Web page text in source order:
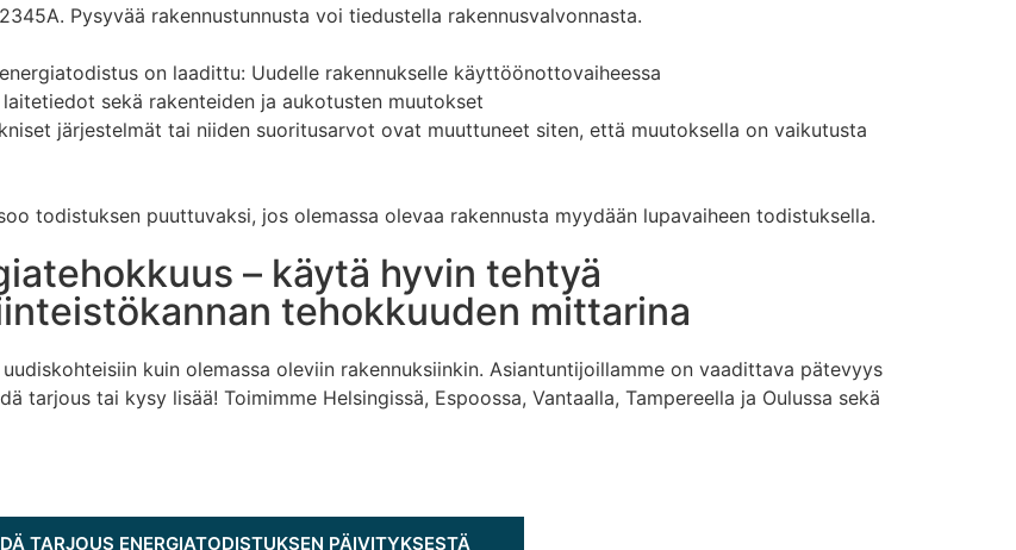
Pysyvää rakennustunnusta voi tiedustella rakennusvalvonnasta.
on laadittu: Uudelle rakennukselle käyttöönottovaiheessa
sekä rakenteiden ja aukotusten muutokset
järjestelmät tai niiden suoritusarvot ovat muuttuneet siten, että muutoksella on vaikutusta
todistuksen puuttuvaksi, jos olemassa olevaa rakennusta myydään lupavaiheen todistuksella.
– käytä hyvin tehtyä
tehokkuuden mittarina
kuin olemassa oleviin rakennuksiinkin. Asiantuntijoillamme on vaadittava pätevyys
tarjous tai kysy lisää! Toimimme Helsingissä, Espoossa, Vantaalla, Tampereella ja Oulussa sekä
TARJOUS ENERGIATODISTUKSEN PÄIVITYKSESTÄ